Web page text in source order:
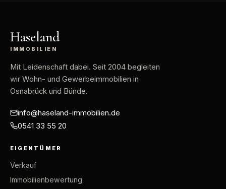
Haseland
IMMOBILIEN
Mit Leidenschaft dabei. Seit 2004 begleiten
wir Wohn- und Gewerbeimmobilien in
Osnabrück und Bünde.
info@haseland-immobilien.de
0541 33 55 20
EIGENTÜMER
Verkauf
Immobilienbewertung